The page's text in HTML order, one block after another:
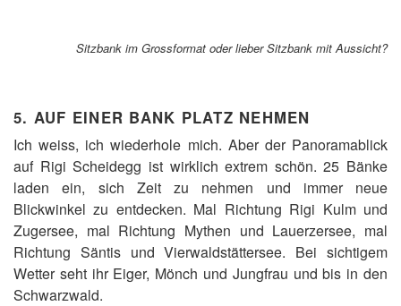
Sitzbank im Grossformat oder lieber Sitzbank mit Aussicht?
5. AUF EINER BANK PLATZ NEHMEN
Ich weiss, ich wiederhole mich. Aber der Panoramablick
auf Rigi Scheidegg ist wirklich extrem schön. 25 Bänke
laden ein, sich Zeit zu nehmen und immer neue
Blickwinkel zu entdecken. Mal Richtung Rigi Kulm und
Zugersee, mal Richtung Mythen und Lauerzersee, mal
Richtung Säntis und Vierwaldstättersee. Bei sichtigem
Wetter seht ihr Eiger, Mönch und Jungfrau und bis in den
Schwarzwald.